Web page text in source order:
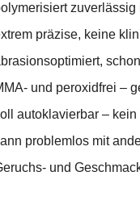
präzise, keine
und peroxidfrei –
autoklavierbar –
problemlos mit
und